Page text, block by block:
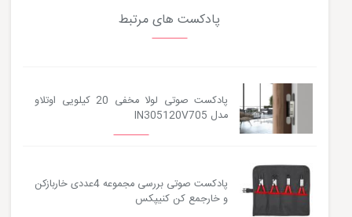
پادکست های مرتبط
پادکست صوتی لولا مخفی 20 کیلویی اوتلاو
مدل IN305120V705
پادکست صوتی بررسی مجموعه 4عددی خاربازکن
و خارجمع کن کنیپکس